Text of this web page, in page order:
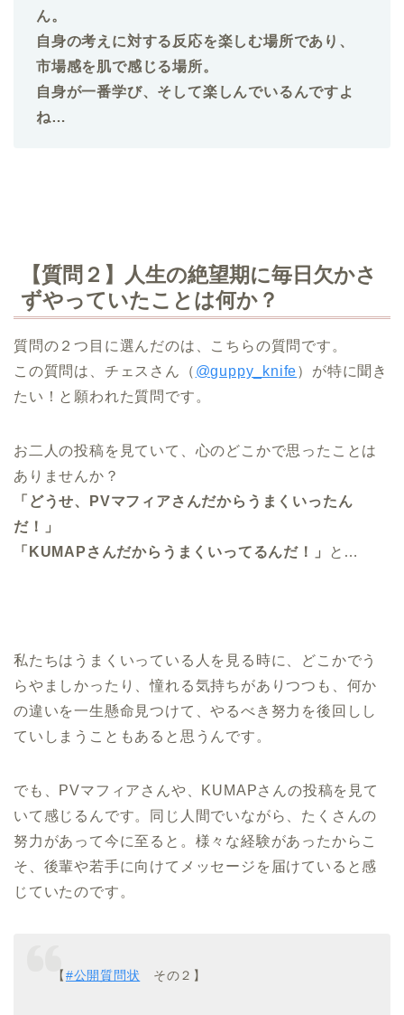
ん。
自身の考えに対する反応を楽しむ場所であり、
市場感を肌で感じる場所。
自身が一番学び、そして楽しんでいるんですよ
ね…
【質問２】人生の絶望期に毎日欠かさ
ずやっていたことは何か？
質問の２つ目に選んだのは、こちらの質問です。
この質問は、チェスさん（ @guppy_knife）が特に聞き
たい！と願われた質問です。
お二人の投稿を見ていて、心のどこかで思ったことは
ありませんか？
「どうせ、PVマフィアさんだからうまくいったん
だ！」
「KUMAPさんだからうまくいってるんだ！」
と…
私たちはうまくいっている人を見る時に、どこかでう
らやましかったり、憧れる気持ちがありつつも、何か
の違いを一生懸命見つけて、やるべき努力を後回しし
ていしまうこともあると思うんです。
でも、PVマフィアさんや、KUMAPさんの投稿を見て
いて感じるんです。同じ人間でいながら、たくさんの
努力があって今に至ると。様々な経験があったからこ
そ、後輩や若手に向けてメッセージを届けていると感
じていたのです。
【#公開質問状 その２】